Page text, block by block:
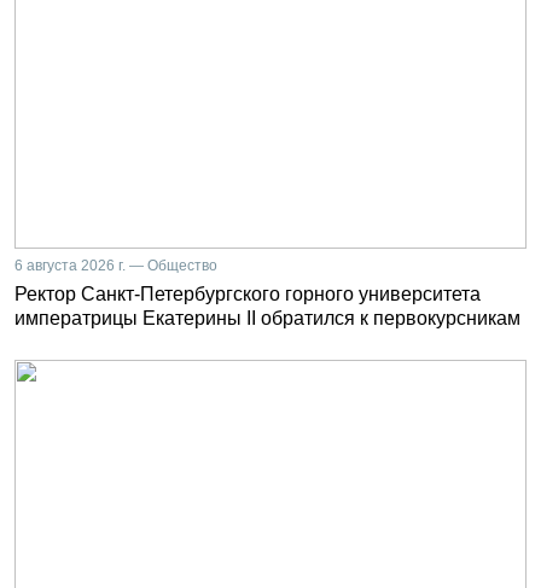
6 августа 2026 г. — Общество
Ректор Санкт-Петербургского горного университета
императрицы Екатерины II обратился к первокурсникам